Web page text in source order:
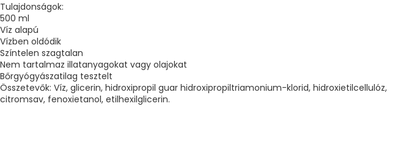
Tulajdonságok:
500 ml
Víz alapú
Vízben oldódik
Színtelen szagtalan
Nem tartalmaz illatanyagokat vagy olajokat
Bőrgyógyászatilag tesztelt
Összetevők: Víz, glicerin, hidroxipropil guar hidroxipropiltriamonium-klorid, hidroxietilcellulóz,
citromsav, fenoxietanol, etilhexilglicerin.